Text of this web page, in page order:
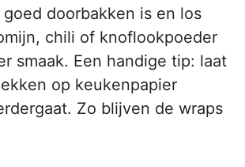
doorbakken is en los
chili of knoflookpoeder
smaak. Een handige tip: laat
op keukenpapier
Zo blijven de wraps